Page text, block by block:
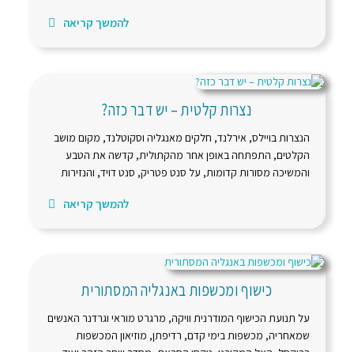
להמשך קריאה
נצרות קלטית – יש דבר כזה?
הנצרות בויילס, אירלנד, חלקים מאנגליה וסקוטלנד, מקום מושב
הקלטים, התפתחה באופן אחר מהקתולית, קדשה את הטבע
והמשיכה מסורות קדומות, על סנט פטריק, סנט דויד, והנזירות
להמשך קריאה
כישוף ומכשפות באנגליה המסתורית
על תנועת הכישוף המודרנית וויקה, מרגרט מוראי וגרדנר האנשים
שמאחריה, מכשפות בימי קדם, רדיפתן, מוזיאון המכשפות